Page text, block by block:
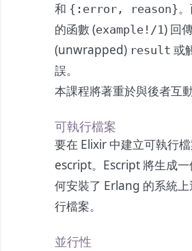
和 {:error, reason}
的函數 (example!/1) 回
(unwrapped) result 或
誤。
本課程將著重於與後者互
可執行檔案
要在 Elixir 中建立可執行
escript。Escript 將生成
何安裝了 Erlang 的系統
行檔案。
並行性